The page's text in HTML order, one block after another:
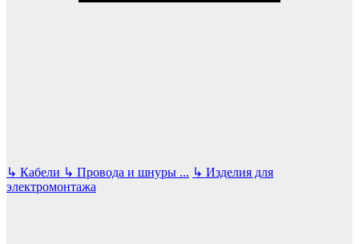
↳ Кабели ↳ Провода и шнуры ... ↳ Изделия для
электромонтажа